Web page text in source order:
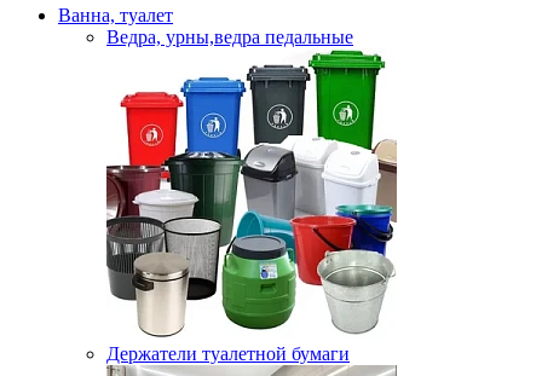
Ванна, туалет
Ведра, урны,ведра педальные
Держатели туалетной бумаги